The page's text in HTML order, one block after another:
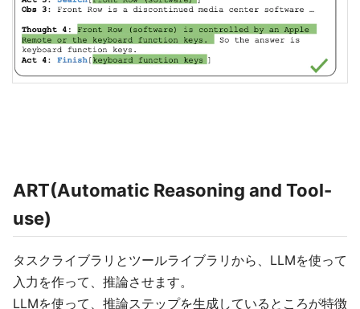
ART(Automatic Reasoning and Tool-
use)
タスクライブラリとツールライブラリから、LLMを使って
入力を作って、推論させます。
LLMを使って、推論ステップを生成しているところが特徴